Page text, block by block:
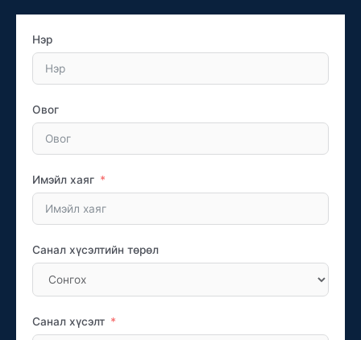
Нэр
Овог
Имэйл хаяг
Санал хүсэлтийн төрөл
Санал хүсэлт